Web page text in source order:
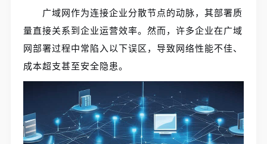
广域网作为连接企业分散节点的动脉，其部署质
量直接关系到企业运营效率。然而，许多企业在广域
网部署过程中常陷入以下误区，导致网络性能不佳、
成本超支甚至安全隐患。